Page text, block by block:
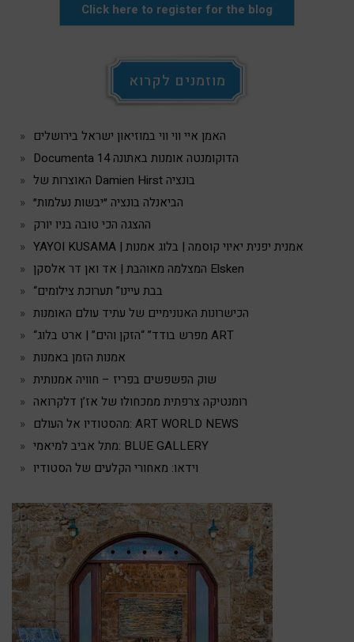
Click here to register for the blog
מוזמנים לקרוא
האמן איי ווי ווי במוזיאון ישראל בירושלים
Documenta 14 הדוקומנטה אומנות באתונה
האוצרות של Damien Hirst בונציה
הביאנלה בונציה ״יבשות נעלמות״
ההצגה הכי טובה בניו יורק
YAYOI KUSAMA | אמנית יפנית יאיוי קוסמה | בלוג אמנות
המצלמה מאוהבת | אד ואן דר אלסקן Elsken
“בבת עיינו” תערוכת צילומים
הכישרונות האנונימיים של עתיד עולם האומנות
“מפרש בודד” “הזקן והים” | ארט בלוג ART
אמנות הזמן באמנות
שוק הפשפשים בפריז – חוויה אמנותית
רומנטיקה צרפתית ממכחולו של אז’ן דלקרואה
מהסטודיו אל העולם: ART WORLD NEWS
מתל אביב למיאמי: BLUE GALLERY
וידאו: מאחורי הקלעים של הסטודיו